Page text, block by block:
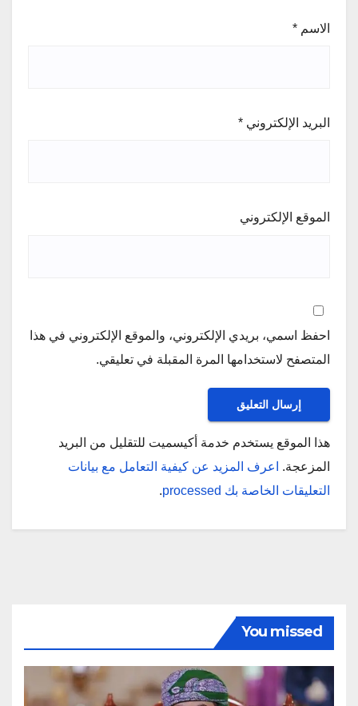
الاسم *
البريد الإلكتروني *
الموقع الإلكتروني
احفظ اسمي، بريدي الإلكتروني، والموقع الإلكتروني في هذا
المتصفح لاستخدامها المرة المقبلة في تعليقي.
هذا الموقع يستخدم خدمة أكيسميت للتقليل من البريد
المزعجة.
اعرف المزيد عن كيفية التعامل مع بيانات
التعليقات الخاصة بك processed
.
You missed